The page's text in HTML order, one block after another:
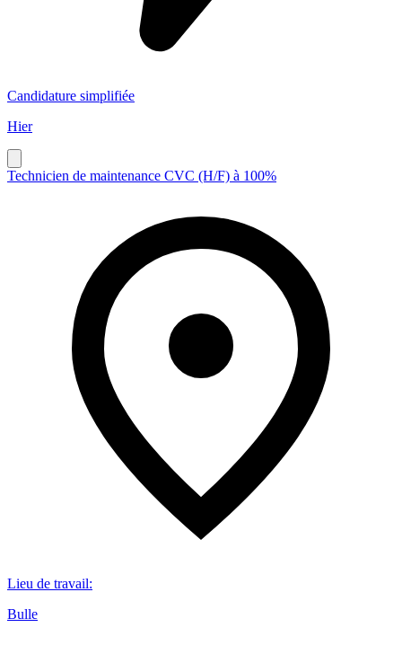
Candidature simplifiée
Hier
Technicien de maintenance CVC (H/F) à 100%
Lieu de travail:
Bulle